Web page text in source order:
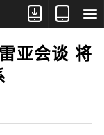



亚会谈 将